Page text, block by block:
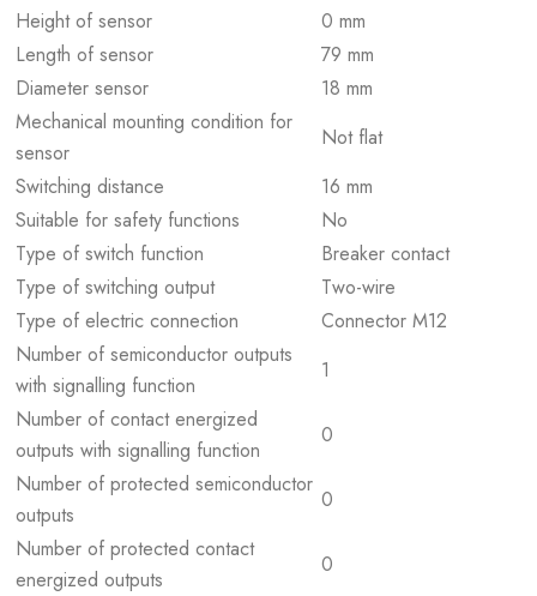
Height of sensor
0 mm
Length of sensor
79 mm
Diameter sensor
18 mm
Mechanical mounting condition for
sensor
Not flat
Switching distance
16 mm
Suitable for safety functions
No
Type of switch function
Breaker contact
Type of switching output
Two-wire
Type of electric connection
Connector M12
Number of semiconductor outputs
with signalling function
1
Number of contact energized
outputs with signalling function
0
Number of protected semiconductor
outputs
0
Number of protected contact
energized outputs
0